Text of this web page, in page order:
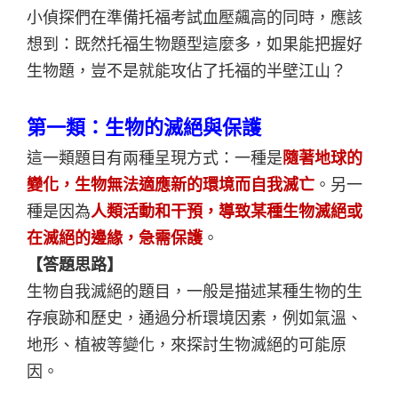
小偵探們在準備托福考試血壓飆高的同時，應該
想到：既然托福生物題型這麼多，如果能把握好
生物題，豈不是就能攻佔了托福的半壁江山？
第一類：生物的滅絕與保護
這一類題目有兩種呈現方式：一種是 隨著地球的
變化，生物無法適應新的環境而自我滅亡 。另一
種是因為人類活動和干預，導致某種生物滅絕或
在滅絕的邊緣，急需保護。
【答題思路】
生物自我滅絕的題目，一般是描述某種生物的生
存痕跡和歷史，通過分析環境因素，例如氣溫、
地形、植被等變化，來探討生物滅絕的可能原
因。